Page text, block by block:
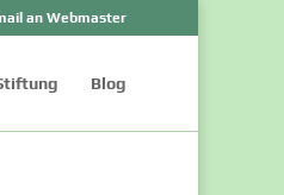
an Webmaster
Blog